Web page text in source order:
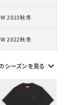
2023秋冬
2022秋冬
シーズンを見る keyboard_arrow_down